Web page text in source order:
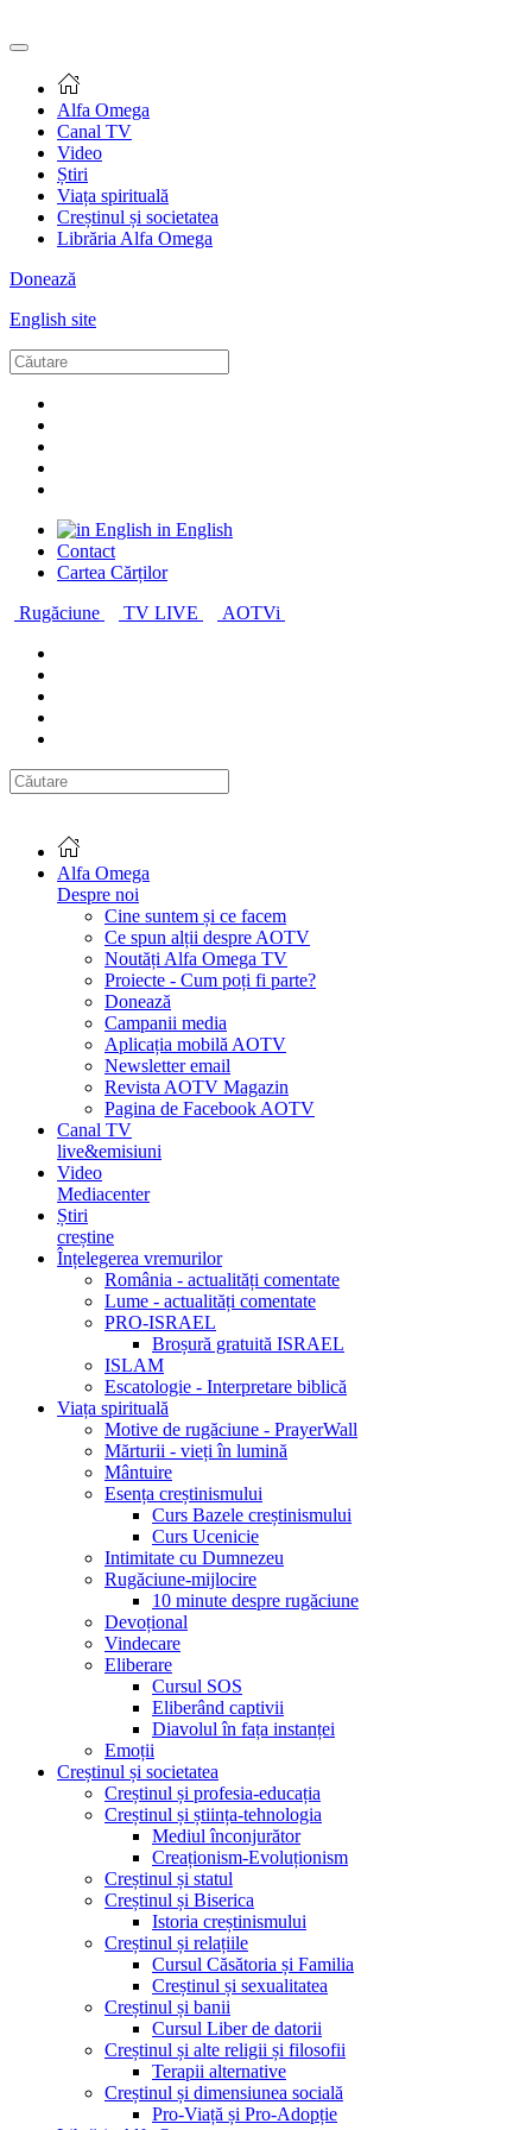
Alfa Omega
Canal TV
Video
Știri
Viața spirituală
Creștinul și societatea
Librăria Alfa Omega
Donează
English site
in English
Contact
Cartea Cărților
Rugăciune
TV LIVE AOTVi
Alfa Omega
Despre noi
Cine suntem și ce facem
Ce spun alții despre AOTV
Noutăți Alfa Omega TV
Proiecte - Cum poți fi parte?
Donează
Campanii media
Aplicația mobilă AOTV
Newsletter email
Revista AOTV Magazin
Pagina de Facebook AOTV
Canal TV
live&emisiuni
Video
Mediacenter
Știri
creștine
Înțelegerea vremurilor
România - actualități comentate
Lume - actualități comentate
PRO-ISRAEL
Broșură gratuită ISRAEL
ISLAM
Escatologie - Interpretare biblică
Viața spirituală
Motive de rugăciune - PrayerWall
Mărturii - vieți în lumină
Mântuire
Esența creștinismului
Curs Bazele creștinismului
Curs Ucenicie
Intimitate cu Dumnezeu
Rugăciune-mijlocire
10 minute despre rugăciune
Devoțional
Vindecare
Eliberare
Cursul SOS
Eliberând captivii
Diavolul în fața instanței
Emoții
Creștinul și societatea
Creștinul și profesia-educația
Creștinul și știința-tehnologia
Mediul înconjurător
Creaționism-Evoluționism
Creștinul și statul
Creștinul și Biserica
Istoria creștinismului
Creștinul și relațiile
Cursul Căsătoria și Familia
Creștinul și sexualitatea
Creștinul și banii
Cursul Liber de datorii
Creștinul și alte religii și filosofii
Terapii alternative
Creștinul și dimensiunea socială
Pro-Viață și Pro-Adopție